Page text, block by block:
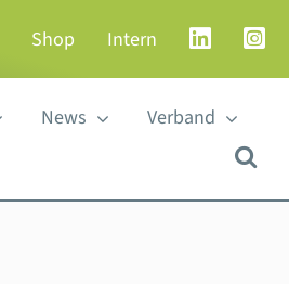
Shop Intern
News Verband